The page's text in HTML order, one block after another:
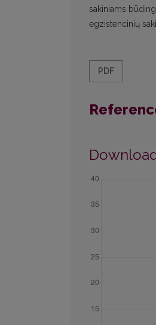
sakiniams
egzistencinių
PDF